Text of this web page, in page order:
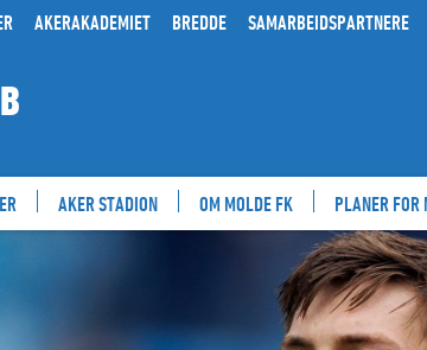
AKERAKADEMIET BREDDE SAMARBEIDSPARTNERE
AKER STADION OM MOLDE FK PLANER FOR